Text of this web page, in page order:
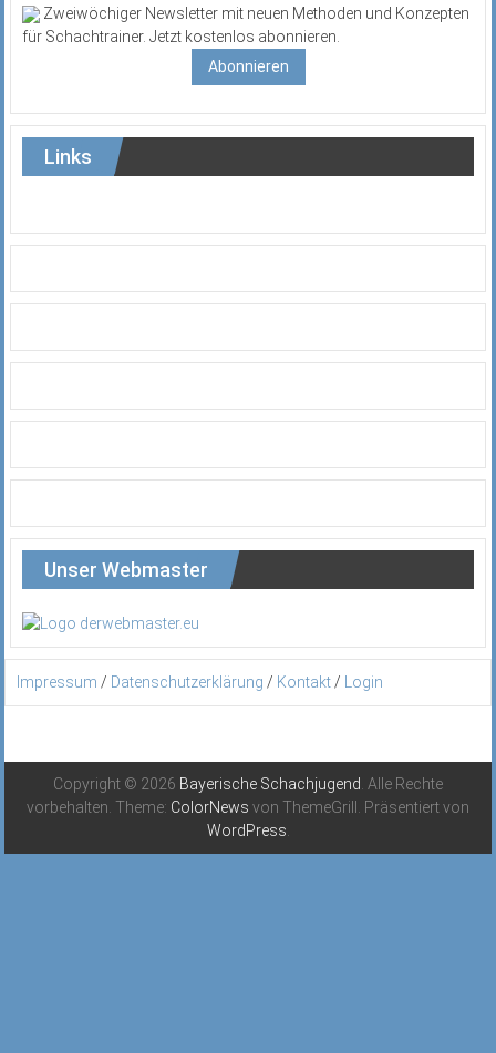
Zweiwöchiger Newsletter mit neuen Methoden und Konzepten
für Schachtrainer. Jetzt kostenlos abonnieren.
Abonnieren
Links
Unser Webmaster
Impressum / Datenschutzerklärung / Kontakt / Login
Copyright © 2026 Bayerische Schachjugend . Alle Rechte
vorbehalten. Theme: ColorNews von ThemeGrill. Präsentiert von
WordPress